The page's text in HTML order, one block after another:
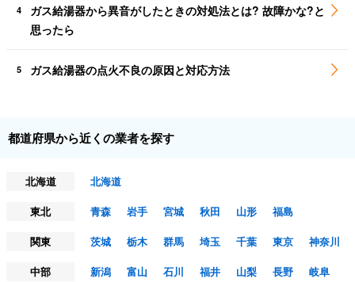
4
ガス給湯器から異音がしたときの対処法とは? 故障かな?と
思ったら
5 ガス給湯器の点火不良の原因と対応方法
都道府県から近くの業者を探す
北海道
北海道
東北
青森 岩手 宮城 秋田 山形
福島
関東
茨城 栃木 群馬 埼玉 千葉 東京
神奈川
中部
新潟 富山 石川 福井 山梨 長野
岐阜